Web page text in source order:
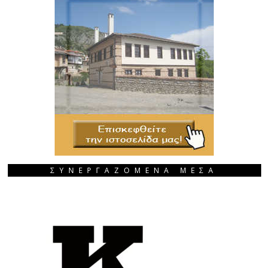
ΣΥΝΕΡΓΑΖΟΜΕΝΑ ΜΕΣΑ